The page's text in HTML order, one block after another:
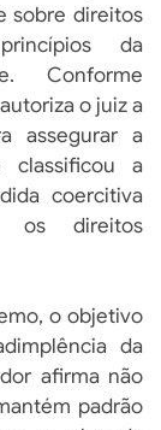
sobre direitos
da
Conforme
o juiz a
assegurar a
classificou a
coercitiva
os direitos
o objetivo
da
afirma não
padrão